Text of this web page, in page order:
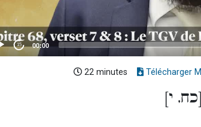
22 minutes Télécharger
י]